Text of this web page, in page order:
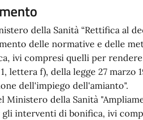
della Sanità “Rettifica al
delle normative e delle
ivi compresi quelli per
lettera f), della legge 27 marzo
dell'impiego dell'amianto".
Ministero della Sanità
interventi di bonifica, ivi